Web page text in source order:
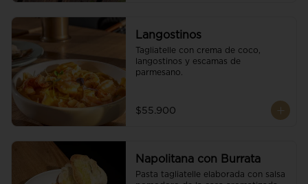
Langostinos
Tagliatelle con crema de coco,
langostinos y escamas de
parmesano.
$55.900
Napolitana con Burrata
Pasta tagliatelle elaborada con salsa